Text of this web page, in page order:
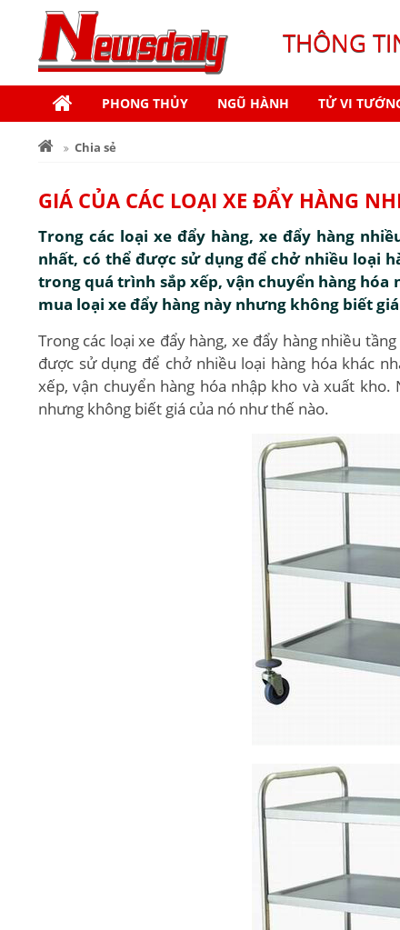
THÔNG
PHONG THỦY NGŨ HÀNH TỬ VI
Chia sẻ
GIÁ CỦA CÁC LOẠI XE ĐẨY HÀNG
Trong các loại xe đẩy hàng, xe đẩy hàng
nhất, có thể được sử dụng để chở nhiều loại
trong quá trình sắp xếp, vận chuyển hàng
mua loại xe đẩy hàng này nhưng không biết
Trong các loại xe đẩy hàng, xe đẩy hàng nhiều
được sử dụng để chở nhiều loại hàng hóa khác
xếp, vận chuyển hàng hóa nhập kho và xuất
nhưng không biết giá của nó như thế nào.